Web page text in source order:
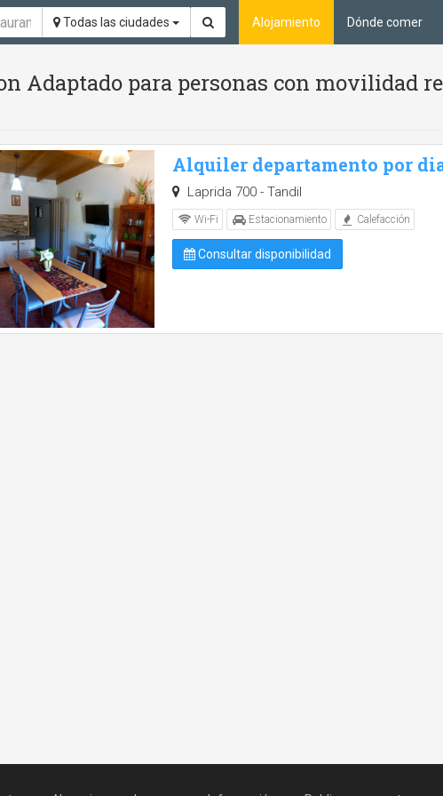
Todas las ciudades Alojamiento Dónde comer
Adaptado para personas con movilidad
Alquiler departamento por
Laprida 700 - Tandil
Wi-Fi Estacionamiento Calefacción
Consultar disponibilidad